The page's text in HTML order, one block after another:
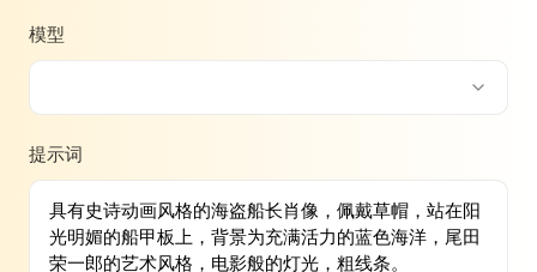
模型
提示词